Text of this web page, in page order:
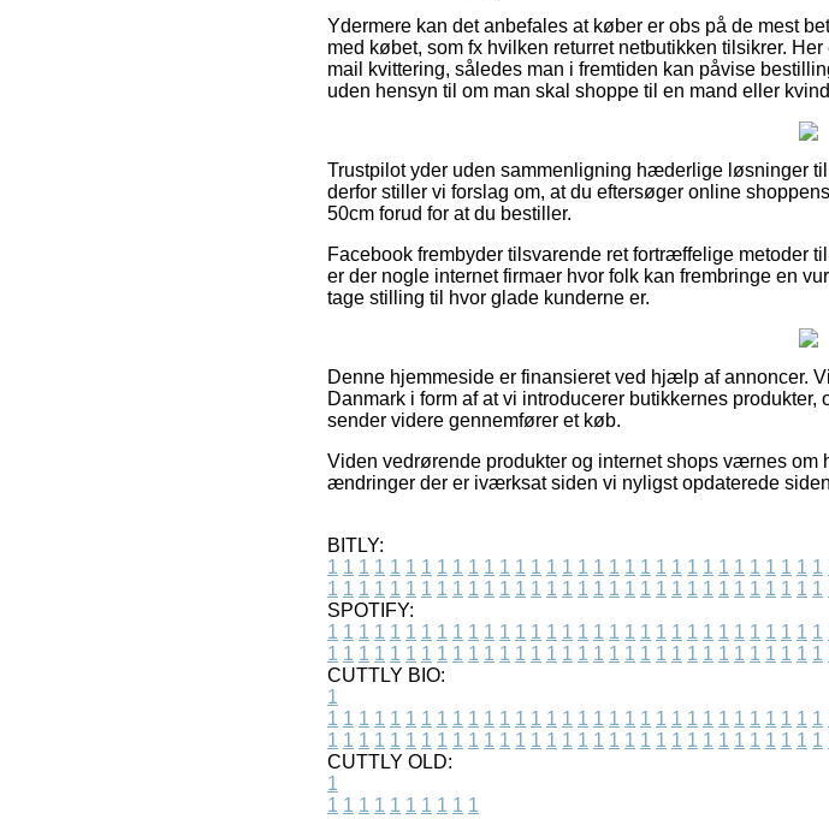
Ydermere kan det anbefales at køber er obs på de mest
med købet, som fx hvilken returret netbutikken tilsikrer.
mail kvittering, således man i fremtiden kan påvise
uden hensyn til om man skal shoppe til en mand eller
Trustpilot yder uden sammenligning hæderlige løsninger
derfor stiller vi forslag om, at du eftersøger online
50cm forud for at du bestiller.
Facebook frembyder tilsvarende ret fortræffelige metoder
er der nogle internet firmaer hvor folk kan frembringe en
tage stilling til hvor glade kunderne er.
Denne hjemmeside er finansieret ved hjælp af annoncer.
Danmark i form af at vi introducerer butikkernes
sender videre gennemfører et køb.
Viden vedrørende produkter og internet shops værnes
ændringer der er iværksat siden vi nyligst opdaterede
BITLY:
1 1 1 1 1 1 1 1 1 1 1 1 1 1 1 1 1 1 1 1 1 1 1 1 1 1 1 1 1 1 1 1
1 1 1 1 1 1 1 1 1 1 1 1 1 1 1 1 1 1 1 1 1 1 1 1 1 1 1 1 1 1 1 1
SPOTIFY:
1 1 1 1 1 1 1 1 1 1 1 1 1 1 1 1 1 1 1 1 1 1 1 1 1 1 1 1 1 1 1 1
1 1 1 1 1 1 1 1 1 1 1 1 1 1 1 1 1 1 1 1 1 1 1 1 1 1 1 1 1 1 1 1
CUTTLY BIO:
1
1 1 1 1 1 1 1 1 1 1 1 1 1 1 1 1 1 1 1 1 1 1 1 1 1 1 1 1 1 1 1 1
1 1 1 1 1 1 1 1 1 1 1 1 1 1 1 1 1 1 1 1 1 1 1 1 1 1 1 1 1 1 1 1
CUTTLY OLD:
1
1 1 1 1 1 1 1 1 1 1